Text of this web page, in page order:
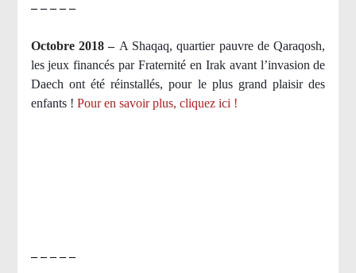
– – – – –
Octobre 2018 – A Shaqaq, quartier pauvre de Qaraqosh,
les jeux financés par Fraternité en Irak​ avant l’invasion de
Daech ont été réinstallés, pour le plus grand plaisir des
enfants ! Pour en savoir plus, cliquez ici !
– – – – –